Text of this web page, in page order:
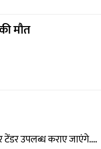
मौत
उपलब्ध कराए जाएंगे....